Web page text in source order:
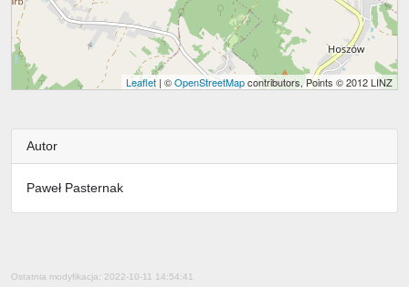
Leaflet | ©OpenStreetMapcontributors, Points © 2012 LINZ
Autor
Paweł Pasternak
Ostatnia modyfikacja: 2022-10-11 14:54:41